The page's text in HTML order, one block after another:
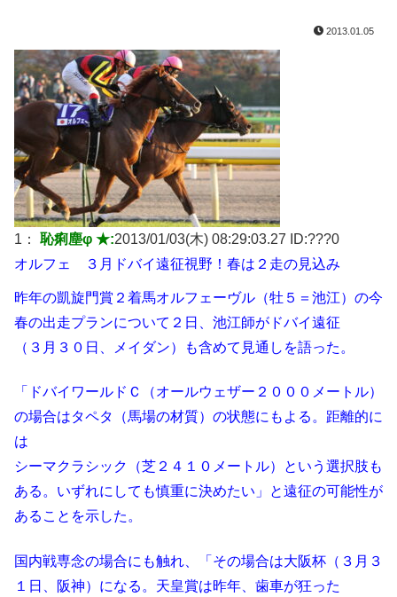
2013.01.05
1： 恥痢塵φ ★:2013/01/03(木) 08:29:03.27 ID:???0
オルフェ ３月ドバイ遠征視野！春は２走の見込み
昨年の凱旋門賞２着馬オルフェーヴル（牡５＝池江）の今
春の出走プランについて２日、池江師がドバイ遠征
（３月３０日、メイダン）も含めて見通しを語った。
「ドバイワールドＣ（オールウェザー２０００メートル）
の場合はタペタ（馬場の材質）の状態にもよる。距離的に
は
シーマクラシック（芝２４１０メートル）という選択肢も
ある。いずれにしても慎重に決めたい」と遠征の可能性が
あることを示した。
国内戦専念の場合にも触れ、「その場合は大阪杯（３月３
１日、阪神）になる。天皇賞は昨年、歯車が狂った